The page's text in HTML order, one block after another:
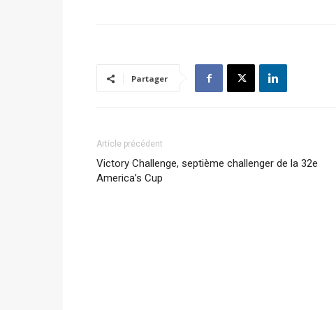
Partager
Article précédent
Victory Challenge, septième challenger de la 32e
America’s Cup